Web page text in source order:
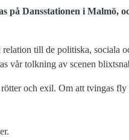
på Dansstationen i Malmö,
till de politiska, sociala
vår tolkning av scenen
och exil. Om att tvingas fly